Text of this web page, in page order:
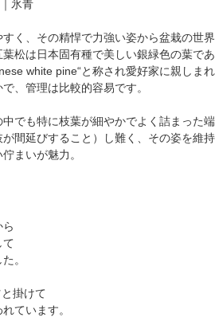
氷青
く、その精悍で力強い姿から盆栽の世界
松は日本固有種で美しい銀緑色の葉であ
white pine“と称され愛好家に親しまれ
、管理は比較的容易です。
中でも特に枝葉が細やかでよく詰まった端
間延びすること）し難く、その姿を維持
まいが魅力。
て
。
掛けて
ています。